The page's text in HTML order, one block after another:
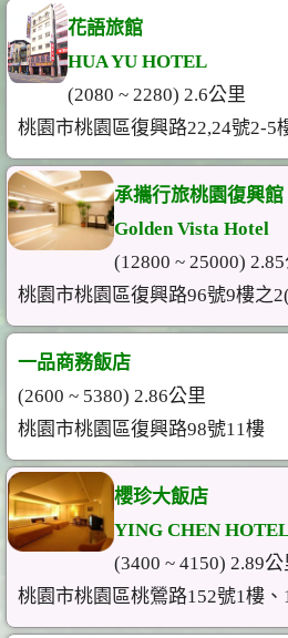
花語旅館
HUA YU HOTEL
(2080 ~ 2280) 2.6公里
桃園市桃園區復興路22,24號2-5
承攜行旅桃園復興館
Golden Vista Hotel
(12800 ~ 25000)
桃園市桃園區復興路96號9樓之
一品商務飯店
(2600 ~ 5380) 2.86公里
桃園市桃園區復興路98號11樓
櫻珍大飯店
YING CHEN
(3400 ~ 4150) 2.89公
桃園市桃園區桃鶯路152號1樓